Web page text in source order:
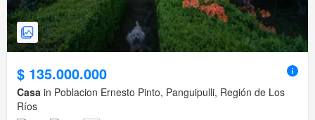
$ 135.000.000
Casa in Poblacion Ernesto Pinto, Panguipulli, Región de Los
Ríos